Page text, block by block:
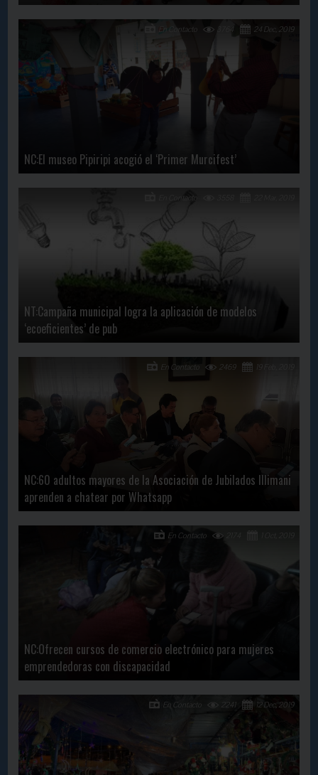
NC:El museo Pipiripi acogió el ‘Primer Murcifest’
24 Dec, 2019
3764
En Contacto
NT:Campaña municipal logra la aplicación de modelos
‘ecoeficientes’ de pub
En Contacto
NC:60 adultos mayores de la Asociación de Jubilados Illimani
aprenden a chatear por Whatsapp
19 Feb, 2019
2469
En Contacto
NC:Ofrecen cursos de comercio electrónico para mujeres
emprendedoras con discapacidad
En Contacto
12 Dec, 2019
2241
En Contacto